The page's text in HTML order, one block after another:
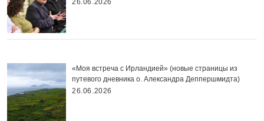
26.06.2026
«Моя встреча с Ирландией» (новые страницы из
путевого дневника о. Александра Деппершмидта)
26.06.2026